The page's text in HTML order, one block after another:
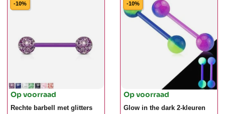
-10%
Op voorraad
Rechte barbell met glitters
-10%
Op voorraad
Glow in the dark 2-kleuren